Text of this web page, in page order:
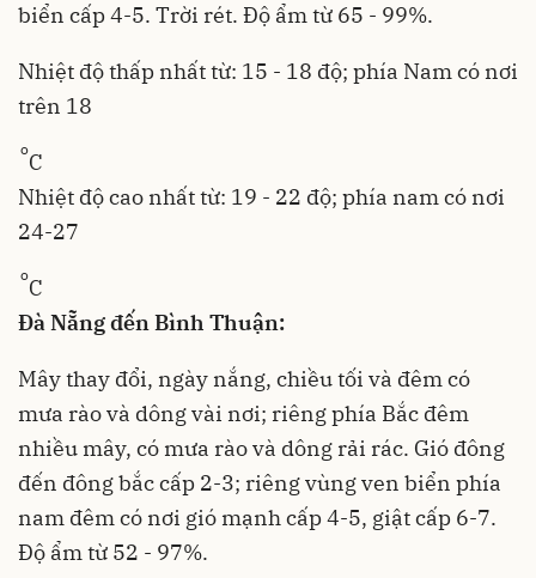
biển cấp 4-5. Trời rét. Độ ẩm từ 65 - 99%.
Nhiệt độ thấp nhất từ: 15 - 18 độ; phía Nam có nơi
trên 18
oC
Nhiệt độ cao nhất từ: 19 - 22 độ; phía nam có nơi
24-27
oC
Đà Nẵng đến Bình Thuận:
Mây thay đổi, ngày nắng, chiều tối và đêm có
mưa rào và dông vài nơi; riêng phía Bắc đêm
nhiều mây, có mưa rào và dông rải rác. Gió đông
đến đông bắc cấp 2-3; riêng vùng ven biển phía
nam đêm có nơi gió mạnh cấp 4-5, giật cấp 6-7.
Độ ẩm từ 52 - 97%.